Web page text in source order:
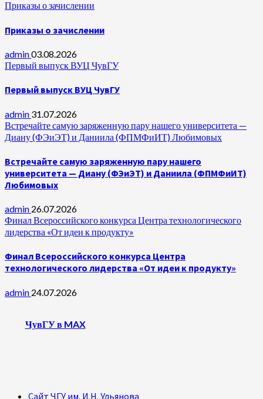
Приказы о зачислении
Приказы о зачислении
admin03.08.2026
Первый выпуск ВУЦ ЧувГУ
Первый выпуск ВУЦ ЧувГУ
admin 31.07.2026
Встречайте самую заряженную пару нашего университета —
Диану (ФЭиЭТ) и Даниила (ФПМФиИТ) Любимовых
Встречайте самую заряженную пару нашего
университета — Диану (ФЭиЭТ) и Даниила (ФПМФиИТ)
Любимовых
admin 26.07.2026
Финал Всероссийского конкурса Центра технологического
лидерства «От идеи к продукту»
Финал Всероссийского конкурса Центра
технологического лидерства «От идеи к продукту»
admin 24.07.2026
ЧувГУ в MAX
Сайт ЧГУ им. И.Н. Ульянова